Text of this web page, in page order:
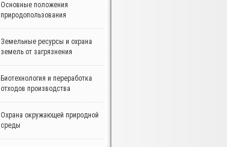
Основные положения
природопользования
Земельные ресурсы и охрана
земель от загрязнения
Биотехнология и переработка
отходов производства
Охрана окружающей природной
среды